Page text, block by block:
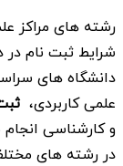
رشته های مراکز
شرایط ثبت نام در
دانشگاه های
علمی کاربردی،
و کارشناسی
در رشته های